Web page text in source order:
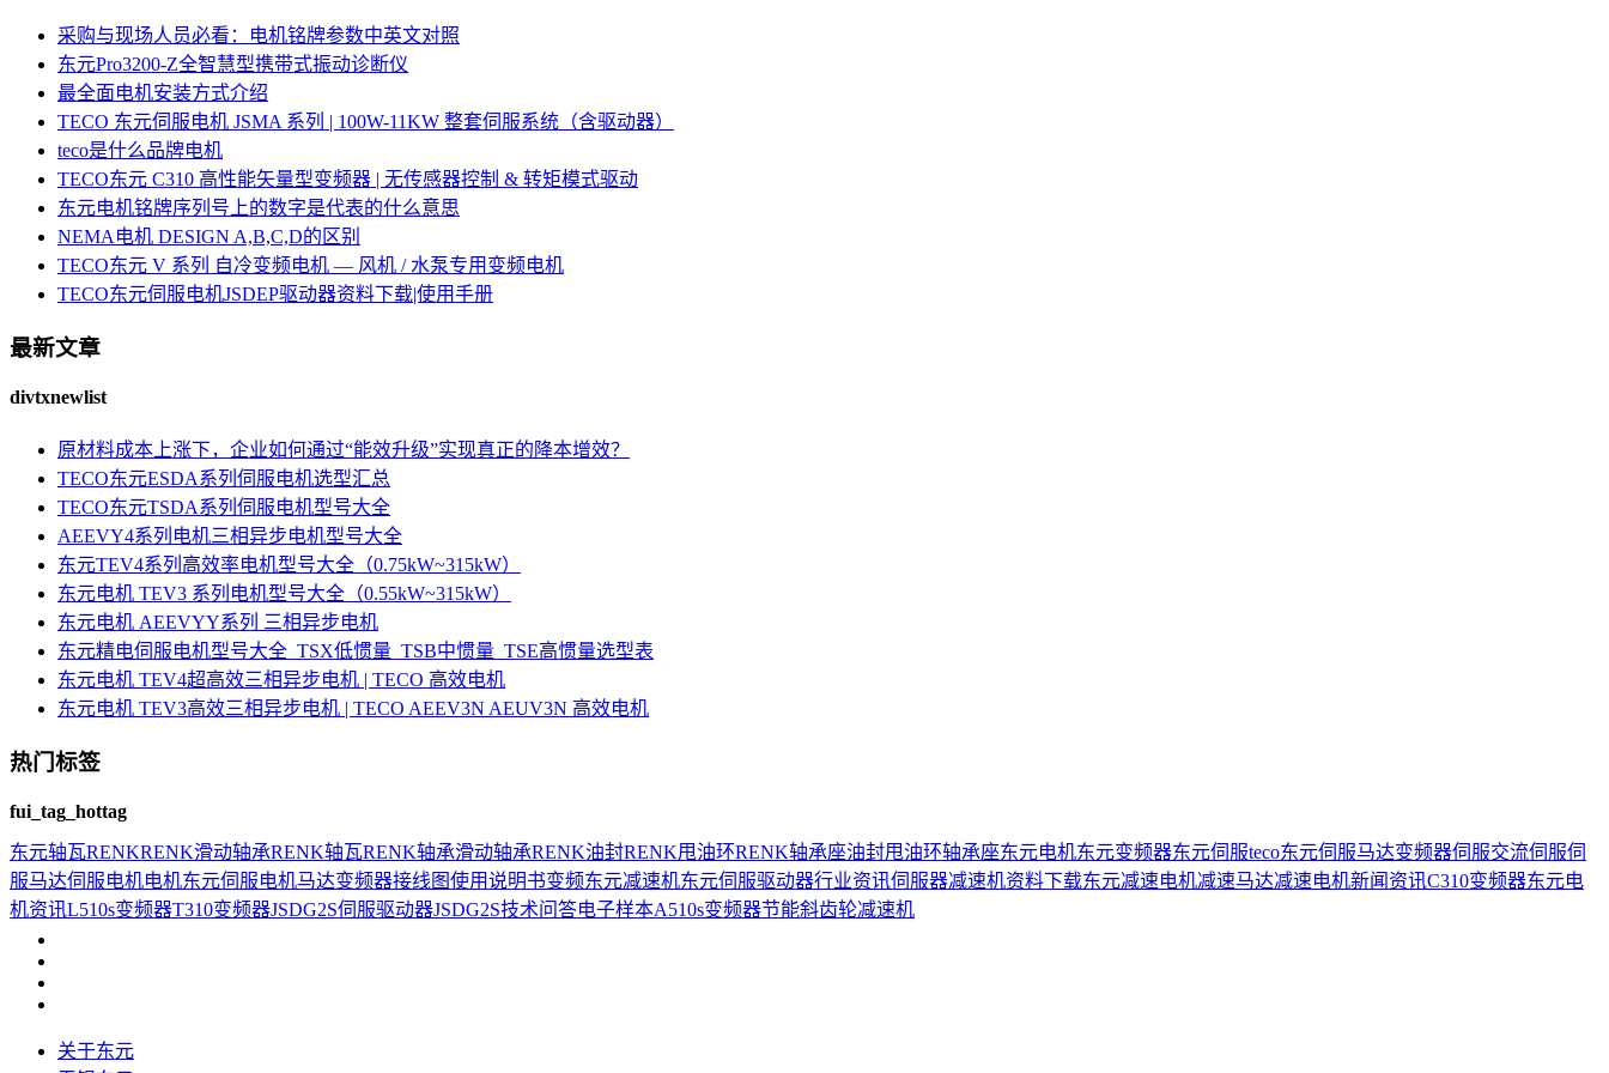
采购与现场人员必看：电机铭牌参数中英文对照
东元Pro3200-Z全智慧型携带式振动诊断仪
最全面电机安装方式介绍
TECO 东元伺服电机 JSMA 系列 | 100W-11KW 整套伺服系统（含驱动器）
teco是什么品牌电机
TECO东元 C310 高性能矢量型变频器 | 无传感器控制 & 转矩模式驱动
东元电机铭牌序列号上的数字是代表的什么意思
NEMA电机 DESIGN A,B,C,D的区别
TECO东元 V 系列 自冷变频电机 — 风机 / 水泵专用变频电机
TECO东元伺服电机JSDEP驱动器资料下载|使用手册
最新文章
divtxnewlist
原材料成本上涨下，企业如何通过“能效升级”实现真正的降本增效？
TECO东元ESDA系列伺服电机选型汇总
TECO东元TSDA系列伺服电机型号大全
AEEVY4系列电机三相异步电机型号大全
东元TEV4系列高效率电机型号大全（0.75kW~315kW）
东元电机 TEV3 系列电机型号大全（0.55kW~315kW）
东元电机 AEEVYY系列 三相异步电机
东元精电伺服电机型号大全_TSX低惯量_TSB中惯量_TSE高惯量选型表
东元电机 TEV4超高效三相异步电机 | TECO 高效电机
东元电机 TEV3高效三相异步电机 | TECO AEEV3N AEUV3N 高效电机
热门标签
fui_tag_hottag
东元轴瓦RENKRENK滑动轴承RENK轴瓦RENK轴承滑动轴承RENK油封RENK甩油环RENK轴承座油封甩油环轴承座东元电机东元变频器东元伺服teco东元伺服马达变频器伺服交流伺服伺
服马达伺服电机电机东元伺服电机马达变频器接线图使用说明书变频东元减速机东元伺服驱动器行业资讯伺服器减速机资料下载东元减速电机减速马达减速电机新闻资讯C310变频器东元电
机资讯L510s变频器T310变频器JSDG2S伺服驱动器JSDG2S技术问答电子样本A510s变频器节能斜齿轮减速机
关于东元